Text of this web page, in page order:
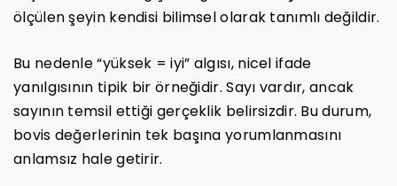
ölçülen şeyin kendisi bilimsel olarak tanımlı değildir.
Bu nedenle “yüksek = iyi” algısı, nicel ifade
yanılgısının tipik bir örneğidir. Sayı vardır, ancak
sayının temsil ettiği gerçeklik belirsizdir. Bu durum,
bovis değerlerinin tek başına yorumlanmasını
anlamsız hale getirir.